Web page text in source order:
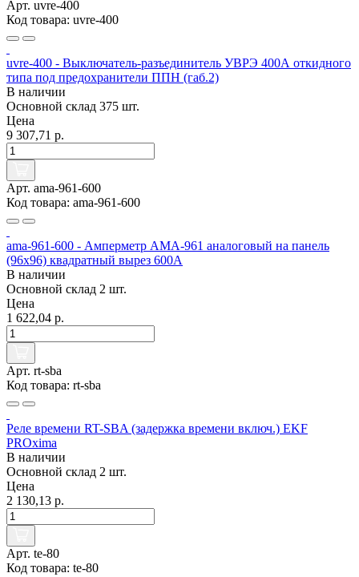
Арт. uvre-400
Код товара: uvre-400
uvre-400 - Выключатель-разъединитель УВРЭ 400А откидного
типа под предохранители ППН (габ.2)
В наличии
Основной склад 375 шт.
Цена
9 307,71 р.
Арт. ama-961-600
Код товара: ama-961-600
ama-961-600 - Амперметр AMA-961 аналоговый на панель
(96х96) квадратный вырез 600А
В наличии
Основной склад 2 шт.
Цена
1 622,04 р.
Арт. rt-sba
Код товара: rt-sba
Реле времени RT-SBA (задержка времени включ.) EKF
PROxima
В наличии
Основной склад 2 шт.
Цена
2 130,13 р.
Арт. te-80
Код товара: te-80